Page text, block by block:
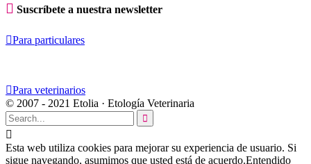
 Suscríbete a nuestra newsletter
Para particulares
Para veterinarios
© 2007 - 2021 Etolia · Etología Veterinaria


Esta web utiliza cookies para mejorar su experiencia de usuario. Si
sigue navegando, asumimos que usted está de acuerdo.Entendido